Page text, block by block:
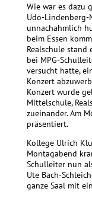
Wie war es dazu
Udo-
unnachahmlich
beim Essen
Realschule
bei MPG-
versucht hatte,
Konzert
Konzert wurde
Mittelschule,
zueinander. Am
präsentiert.
Kollege Ulrich
Montagabend
Schulleiter nun
Ute Bach-
ganze Saal mit